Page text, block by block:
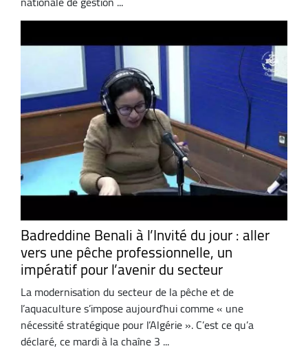
Badreddine Benali à l’Invité du jour : aller
vers une pêche professionnelle, un
impératif pour l’avenir du secteur
La modernisation du secteur de la pêche et de
l’aquaculture s’impose aujourd’hui comme « une
nécessité stratégique pour l’Algérie ». C’est ce qu’a
déclaré, ce mardi à la chaîne 3 ...